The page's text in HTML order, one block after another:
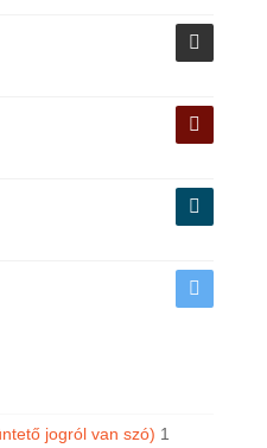
jogról van szó) 1